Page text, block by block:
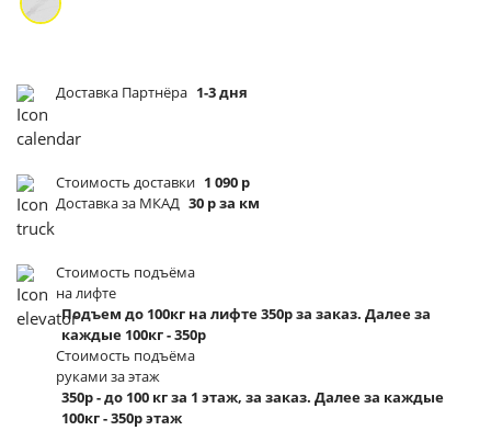
Доставка Партнёра 1-3 дня
Стоимость доставки 1 090 р
Доставка за МКАД 30 р за км
Стоимость подъёма
на лифте
Подъем до 100кг на лифте 350р за заказ. Далее за
каждые 100кг - 350р
Стоимость подъёма
руками за этаж
350р - до 100 кг за 1 этаж, за заказ. Далее за каждые
100кг - 350р этаж